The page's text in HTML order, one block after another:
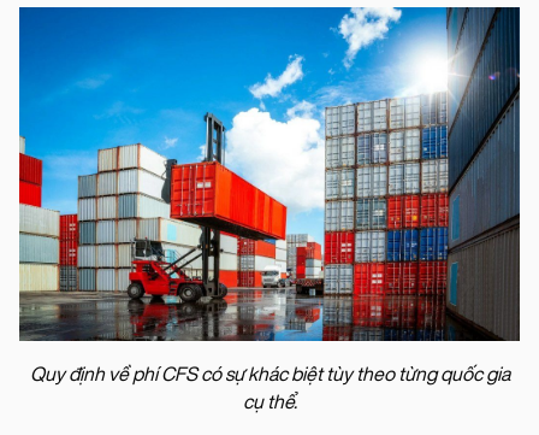
Quy định về phí CFS có sự khác biệt tùy theo từng quốc gia
cụ thể.